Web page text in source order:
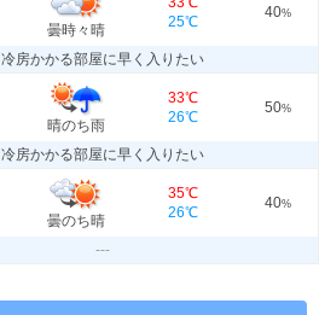
曇時々晴
25℃
40%
冷房かかる部屋に早く入りたい
晴のち雨
33℃
26℃
50%
冷房かかる部屋に早く入りたい
曇のち晴
35℃
26℃
40%
---